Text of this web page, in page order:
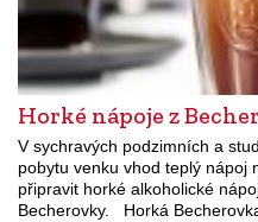
Horké nápoje z
V sychravých podzimních a
pobytu venku vhod teplý nápoj
připravit horké alkoholické
Becherovky. Horká